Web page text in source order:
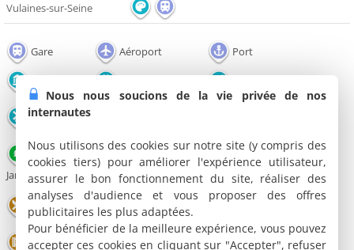
Vulaines-sur-Seine
Gare Aéroport Port
Moulin
Parc et
Jardin
Nature Lac / Plan d'eau
Restaurant
Salle de
spectacles
Cinéma Parc animalier Parc de loisirs
Nous nous soucions de la vie privée de nos
internautes
Nous utilisons des cookies sur notre site (y compris des
cookies tiers) pour améliorer l'expérience utilisateur,
assurer le bon fonctionnement du site, réaliser des
analyses d'audience et vous proposer des offres
publicitaires les plus adaptées.
Pour bénéficier de la meilleure expérience, vous pouvez
accepter ces cookies en cliquant sur "Accepter", refuser